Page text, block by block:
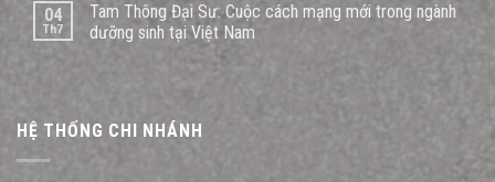
04
Th7
Tam Thông Đại Sư: Cuộc cách mạng mới trong ngành
dưỡng sinh tại Việt Nam
HỆ THỐNG CHI NHÁNH